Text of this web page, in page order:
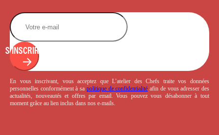
S'INSCRIRE
En vous inscrivant, vous acceptez que L’atelier des Chefs traite vos données
personnelles conformément à sa politique de confidentialité afin de vous adresser des
actualités, nouveautés et offres par email. Vous pouvez vous désabonner à tout
moment grâce au lien inclus dans nos e-mails.